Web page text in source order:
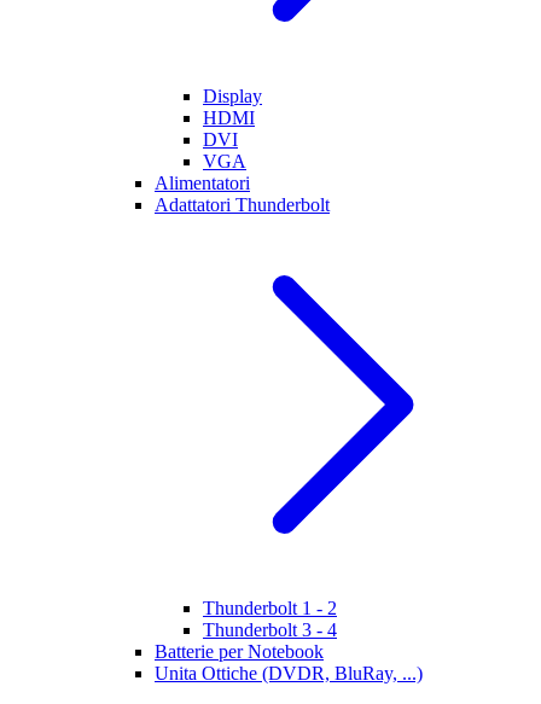
Display
HDMI
DVI
VGA
Alimentatori
Adattatori Thunderbolt
Thunderbolt 1 - 2
Thunderbolt 3 - 4
Batterie per Notebook
Unita Ottiche (DVDR, BluRay, ...)